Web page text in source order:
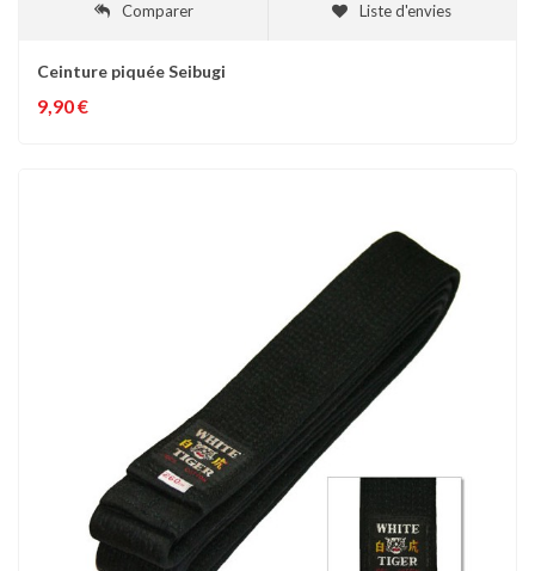
Comparer Liste d'envies
Ceinture piquée Seibugi
9,90 €